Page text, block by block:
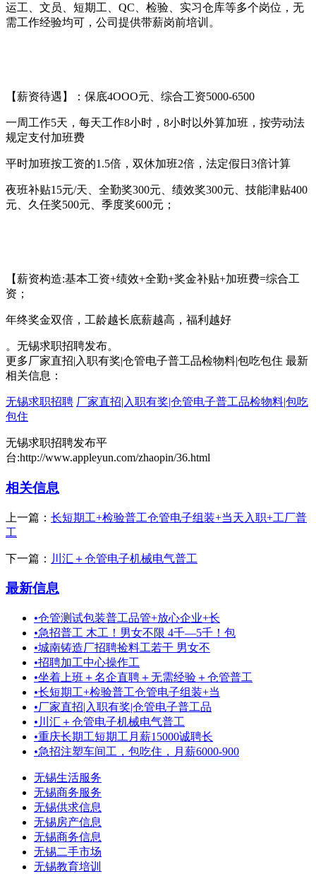
运工、文员、短期工、QC、检验、实习仓库等多个岗位，无
需工作经验均可，公司提供带薪岗前培训。
【薪资待遇】：保底4OOO元、综合工资5000-6500
一周工作5天，每天工作8小时，8小时以外算加班，按劳动法
规定支付加班费
平时加班按工资的1.5倍，双休加班2倍，法定假日3倍计算
夜班补贴15元/天、全勤奖300元、绩效奖300元、技能津贴400
元、久任奖500元、季度奖600元；
【薪资构造:基本工资+绩效+全勤+奖金补贴+加班费=综合工
资；
年终奖金双倍，工龄越长底薪越高，福利越好
。无锡求职招聘发布。
更多厂家直招|入职有奖|仓管电子普工品检物料|包吃包住 最新
相关信息：
无锡求职招聘 厂家直招|入职有奖|仓管电子普工品检物料|包吃
包住
无锡求职招聘发布平
台:http://www.appleyun.com/zhaopin/36.html
相关信息
上一篇： 长短期工+检验普工仓管电子组装+当天入职+工厂普
工
下一篇： 川汇＋仓管电子机械电气普工
最新信息
•仓管测试包装普工品管+放心企业+长
•急招普工 木工！男女不限 4千—5千！包
•城南铸造厂招聘捡料工若干 男女不
•招聘加工中心操作工
•坐着上班＋名企直聘＋无需经验＋仓管普工
•长短期工+检验普工仓管电子组装+当
•厂家直招|入职有奖|仓管电子普工品
• 川汇＋仓管电子机械电气普工
•重庆长期工短期工月薪15000诚聘长
•急招注塑车间工，包吃住，月薪6000-900
无锡生活服务
无锡商务服务
无锡供求信息
无锡房产信息
无锡商务信息
无锡二手市场
无锡教育培训